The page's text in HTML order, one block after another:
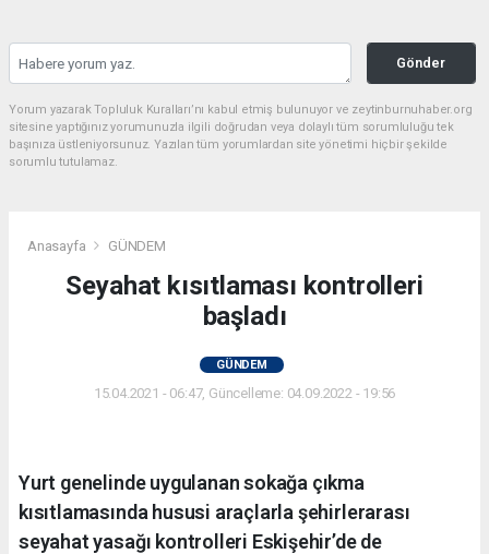
Gönder
Yorum yazarak Topluluk Kuralları’nı kabul etmiş bulunuyor ve zeytinburnuhaber.org
sitesine yaptığınız yorumunuzla ilgili doğrudan veya dolaylı tüm sorumluluğu tek
başınıza üstleniyorsunuz. Yazılan tüm yorumlardan site yönetimi hiçbir şekilde
sorumlu tutulamaz.
Anasayfa GÜNDEM
Seyahat kısıtlaması kontrolleri
başladı
GÜNDEM
15.04.2021 - 06:47, Güncelleme: 04.09.2022 - 19:56
Yurt genelinde uygulanan sokağa çıkma
kısıtlamasında hususi araçlarla şehirlerarası
seyahat yasağı kontrolleri Eskişehir’de de